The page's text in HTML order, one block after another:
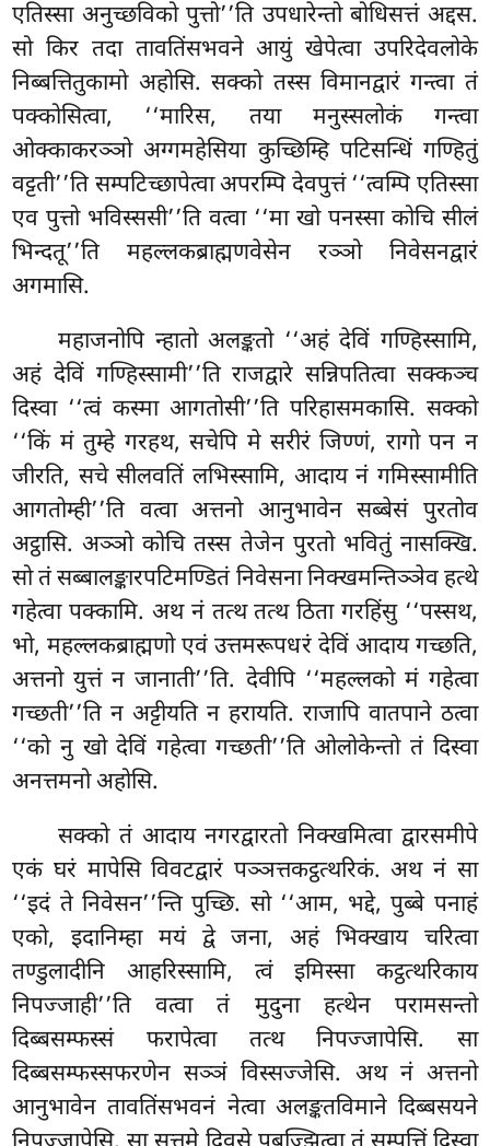
एतिस्सा अनुच्छविको पुत्तो’’ति उपधारेन्तो बोधिसत्तं अद्दस.
सो किर तदा तावतिंसभवने आयुं खेपेत्वा उपरिदेवलोके
निब्बत्तितुकामो अहोसि. सक्को तस्स विमानद्वारं गन्त्वा तं
पक्कोसित्वा, ‘‘मारिस, तया मनुस्सलोकं गन्त्वा
ओक्काकरञ्ञो अग्गमहेसिया कुच्छिम्हि पटिसन्धिं गण्हितुं
वट्टती’’ति सम्पटिच्छापेत्वा अपरम्पि देवपुत्तं ‘‘त्वम्पि एतिस्सा
एव पुत्तो भविस्ससी’’ति वत्वा ‘‘मा खो पनस्सा कोचि सीलं
भिन्दतू’’ति महल्लकब्राह्मणवेसेन रञ्ञो निवेसनद्वारं
अगमासि.
महाजनोपि न्हातो अलङ्कतो ‘‘अहं देविं गण्हिस्सामि,
अहं देविं गण्हिस्सामी’’ति राजद्वारे सन्निपतित्वा सक्कञ्च
दिस्वा ‘‘त्वं कस्मा आगतोसी’’ति परिहासमकासि. सक्को
‘‘किं मं तुम्हे गरहथ, सचेपि मे सरीरं जिण्णं, रागो पन न
जीरति, सचे सीलवतिं लभिस्सामि, आदाय नं गमिस्सामीति
आगतोम्ही’’ति वत्वा अत्तनो आनुभावेन सब्बेसं पुरतोव
अट्ठासि. अञ्ञो कोचि तस्स तेजेन पुरतो भवितुं नासक्खि.
सो तं सब्बालङ्कारपटिमण्डितं निवेसना निक्खमन्तिञ्ञेव हत्थे
गहेत्वा पक्कामि. अथ नं तत्थ तत्थ ठिता गरहिंसु ‘‘पस्सथ,
भो, महल्लकब्राह्मणो एवं उत्तमरूपधरं देविं आदाय गच्छति,
अत्तनो युत्तं न जानाती’’ति. देवीपि ‘‘महल्लको मं गहेत्वा
गच्छती’’ति न अट्टीयति न हरायति. राजापि वातपाने ठत्वा
‘‘को नु खो देविं गहेत्वा गच्छती’’ति ओलोकेन्तो तं दिस्वा
अनत्तमनो अहोसि.
सक्को तं आदाय नगरद्वारतो निक्खमित्वा द्वारसमीपे
एकं घरं मापेसि विवटद्वारं पञ्ञत्तकट्ठत्थरिकं. अथ नं सा
‘‘इदं ते निवेसन’’न्ति पुच्छि. सो ‘‘आम, भद्दे, पुब्बे पनाहं
एको, इदानिम्हा मयं द्वे जना, अहं भिक्खाय चरित्वा
तण्डुलादीनि आहरिस्सामि, त्वं इमिस्सा कट्ठत्थरिकाय
निपज्जाही’’ति वत्वा तं मुदुना हत्थेन परामसन्तो
दिब्बसम्फस्सं फरापेत्वा तत्थ निपज्जापेसि. सा
दिब्बसम्फस्सफरणेन सञ्ञं विस्सज्जेसि. अथ नं अत्तनो
आनुभावेन तावतिंसभवनं नेत्वा अलङ्कतविमाने दिब्बसयने